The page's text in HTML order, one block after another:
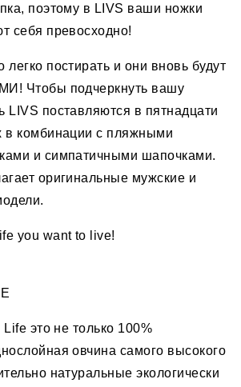
поэтому в LIVS ваши ножки
себя превосходно!
постирать и они вновь будут
Чтобы подчеркнуть вашу
LIVS поставляются в пятнадцати
в комбинации с пляжными
и симпатичными шапочками.
оригинальные мужские и
you want to live!
это не только 100%
овчина самого высокого
натуральные экологически